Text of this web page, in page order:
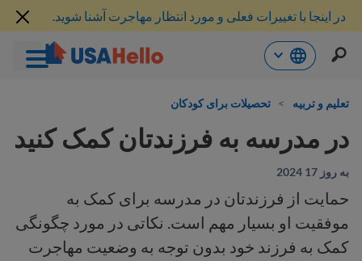
در اینجا با تغییرات فعلی و مورد انتظار مهاجرت آشنا شوید.
تعلیم و تربیه > تحصیلات برای کودکان
در مدرسه به فرزندتان کمک کنید
به روز 17 2024
حمایت از فرزندتان در مدرسه برای کمک به
موفقیت او بسیار مهم است. نکاتی در مورد چگونگی
کمک به فرزند خود بدون توجه به وضعیت مهاجرت